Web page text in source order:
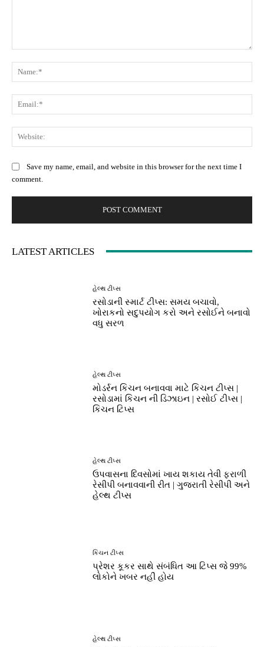
Save my name, email, and website in this browser for the next time I
comment.
LATEST ARTICLES
હેલ્થ ટીપ્સ
રસોડાની સ્માર્ટ ટીપ્સ: સમય બચાવો,
ખોરાકનો સદુપયોગ કરો અને રસોઈને બનાવો
વધુ સરળ
હેલ્થ ટીપ્સ
મોડર્રન કિચન બનાવવા માટે કિચન ટીપ્સ |
રસોડામાં કિચન ની ડિઝાઇન | રસોઈ ટીપ્સ |
કિચન ટિપ્સ
હેલ્થ ટીપ્સ
ઉપવાસના દિવસોમાં ખાય શકાય તેવી ફરાળી
રેસીપી બનાવવાની રીત | ગુજરાતી રેસીપી અને
હેલ્થ ટીપ્સ
કિચન ટીપ્સ
પ્રેશર કૂકર સાથે સંબંધિત આ ટિપ્સ જે 99%
લોકોને ખબર નહીં હોય
હેલ્થ ટીપ્સ